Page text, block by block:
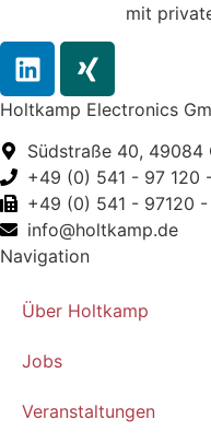
mit
Holtkamp Electronics
Südstraße 40, 49084
+49 (0) 541 - 97 120
+49 (0) 541 - 97120
info@holtkamp.de
Navigation
Über Holtkamp
Jobs
Veranstaltungen